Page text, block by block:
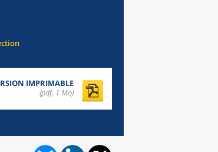
IMPRIMABLE
(pdf, 1 Mo)